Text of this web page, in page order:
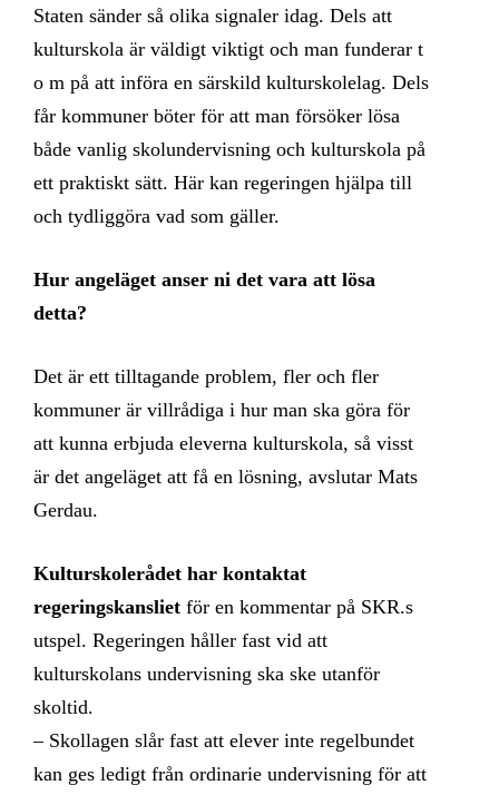
Staten sänder så olika signaler idag. Dels att
kulturskola är väldigt viktigt och man funderar t
o m på att införa en särskild kulturskolelag. Dels
får kommuner böter för att man försöker lösa
både vanlig skolundervisning och kulturskola på
ett praktiskt sätt. Här kan regeringen hjälpa till
och tydliggöra vad som gäller.
Hur angeläget anser ni det vara att lösa
detta?
Det är ett tilltagande problem, fler och fler
kommuner är villrådiga i hur man ska göra för
att kunna erbjuda eleverna kulturskola, så visst
är det angeläget att få en lösning, avslutar Mats
Gerdau.
Kulturskolerådet har kontaktat
regeringskansliet för en kommentar på SKR.s
utspel. Regeringen håller fast vid att
kulturskolans undervisning ska ske utanför
skoltid.
– Skollagen slår fast att elever inte regelbundet
kan ges ledigt från ordinarie undervisning för att